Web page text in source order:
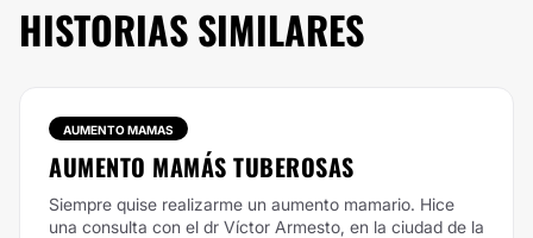
HISTORIAS SIMILARES
AUMENTO MAMAS
AUMENTO MAMÁS TUBEROSAS
Siempre quise realizarme un aumento mamario. Hice
una consulta con el dr Víctor Armesto, en la ciudad de la